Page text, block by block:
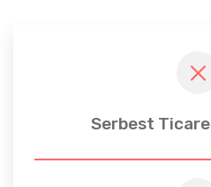
Serbest